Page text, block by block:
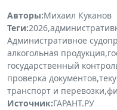
Авторы:Михаил Куканов
Теги:2026,
Административное
алкогольная продукция,
государственный
проверка документов,
транспорт и перевозки,
Источник:ГАРАНТ.РУ